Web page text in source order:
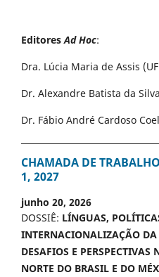
EditoresAd Hoc:
Dra. Lúcia Maria de Assis
Dr. Alexandre Batista da
Dr. Fábio André Cardoso
CHAMADA DE
1, 2027
junho 20, 2026
DOSSIÊ: LÍNGUAS,
INTERNACIONALIZAÇÃO DA
DESAFIOS E
NORTE DO BRASIL E DO